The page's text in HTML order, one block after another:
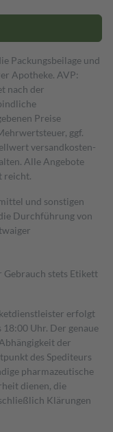
Packungsbeilage und
Apotheke. AVP:
nach der
Preise
ggf.
versand­kosten­
Alle Angebote
reicht.
und sonstigen
Durchführung von
stets Etikett
erfolgt
Uhr. Der genaue
der
des Spediteurs
pharmazeutische
dienen, die
Klärungen